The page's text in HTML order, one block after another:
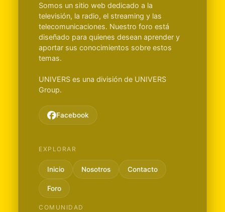
Somos un sitio web dedicado a la
televisión, la radio, el streaming y las
telecomunicaciones. Nuestro foro está
diseñado para quienes desean aprender y
aportar sus conocimientos sobre estos
temas.
UNIVERS es una división de UNIVERS
Group.
Facebook
EXPLORAR
Inicio Nosotros Contacto
Foro
COMUNIDAD